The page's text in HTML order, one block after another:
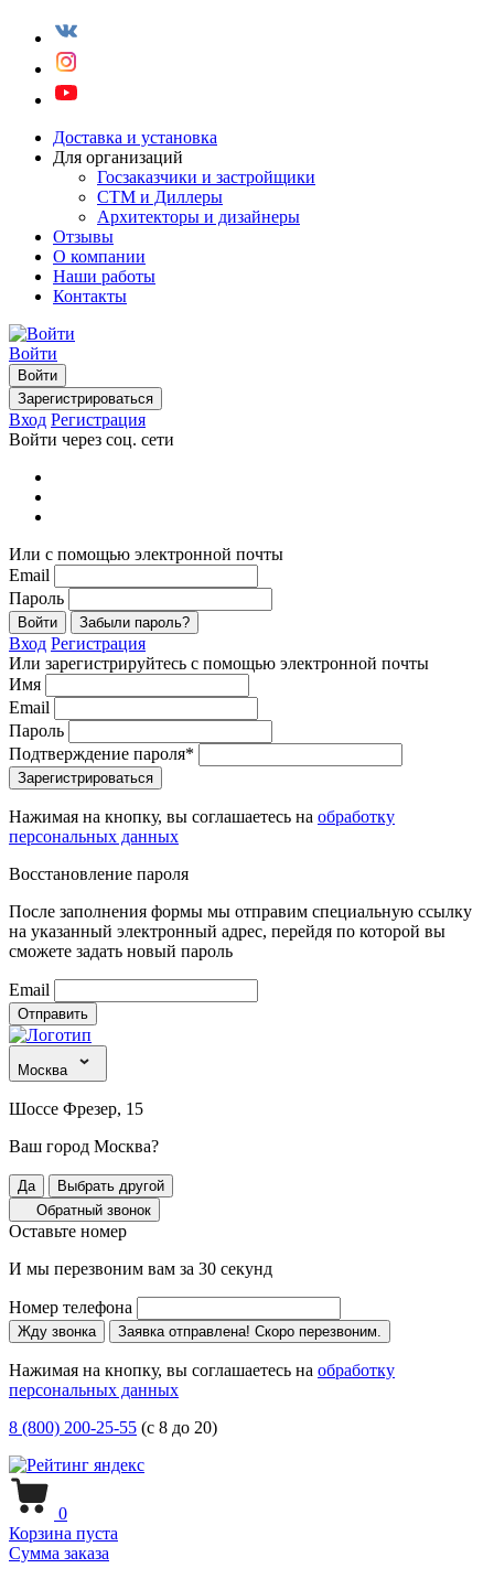
Доставка и установка
Для организаций
Госзаказчики и застройщики
СТМ и Диллеры
Архитекторы и дизайнеры
Отзывы
О компании
Наши работы
Контакты
Войти
Войти
Зарегистрироваться
Вход Регистрация
Войти через соц. сети
Или с помощью электронной почты
Email
Пароль
Войти Забыли пароль?
Вход Регистрация
Или зарегистрируйтесь с помощью электронной почты
Имя
Email
Пароль
Подтверждение пароля*
Зарегистрироваться
Нажимая на кнопку, вы соглашаетесь на обработку
персональных данных
Восстановление пароля
После заполнения формы мы отправим специальную ссылку
на указанный электронный адрес, перейдя по которой вы
сможете задать новый пароль
Email
Отправить
Москва
Шоссе Фрезер, 15
Ваш город Москва?
Да
Выбрать другой
Обратный звонок
Оставьте номер
И мы перезвоним вам за 30 секунд
Номер телефона
Жду звонка Заявка отправлена! Скоро перезвоним.
Нажимая на кнопку, вы соглашаетесь на обработку
персональных данных
8 (800) 200-25-55 (с 8 до 20)
0
Корзина пуста
Сумма заказа